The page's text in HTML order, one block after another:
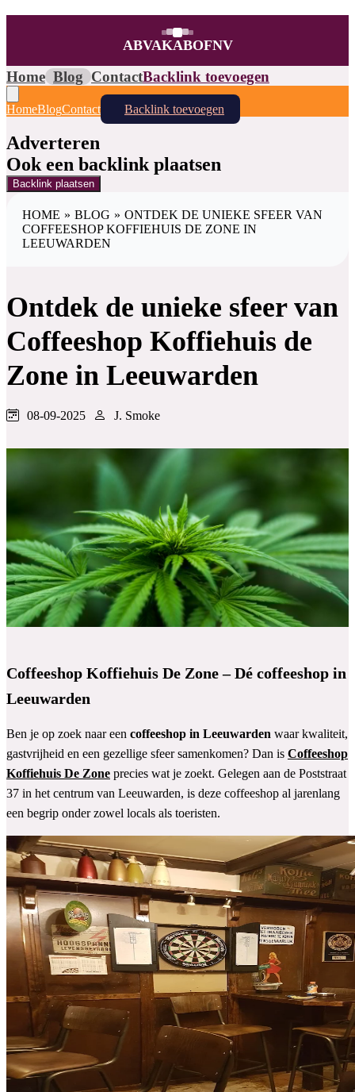
ABVAKABOFNV
Home Blog ContactBacklink toevoegen
HomeBlogContact Backlink toevoegen
Adverteren
Ook een backlink plaatsen
Backlink plaatsen
HOME » BLOG » ONTDEK DE UNIEKE SFEER VAN
COFFEESHOP KOFFIEHUIS DE ZONE IN
LEEUWARDEN
Ontdek de unieke sfeer van
Coffeeshop Koffiehuis de
Zone in Leeuwarden
08-09-2025 J. Smoke
Coffeeshop Koffiehuis De Zone – Dé coffeeshop in
Leeuwarden
Ben je op zoek naar een coffeeshop in Leeuwarden waar kwaliteit,
gastvrijheid en een gezellige sfeer samenkomen? Dan is Coffeeshop
Koffiehuis De Zone precies wat je zoekt. Gelegen aan de Poststraat
37 in het centrum van Leeuwarden, is deze coffeeshop al jarenlang
een begrip onder zowel locals als toeristen.